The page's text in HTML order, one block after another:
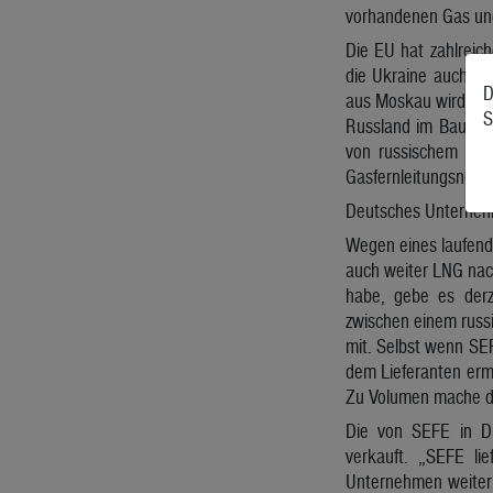
vorhandenen Gas
Die EU hat
die Ukraine auch
aus Moskau wird
Russland im Bau
von russischem
Gasfernleitungsnetz
Deutsches
Wegen eines
auch weiter LNG
habe, gebe es
zwischen einem
mit. Selbst wenn
dem Lieferanten
Zu Volumen mache
Die von SEFE in
verkauft. „SEFE
Unternehmen